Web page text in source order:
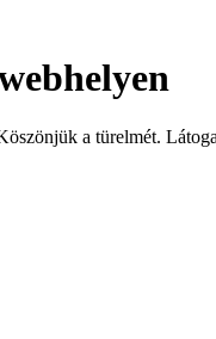
a türelmét.